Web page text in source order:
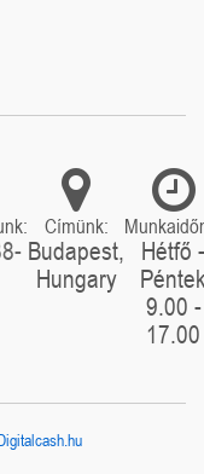
Címünk:
Budapest,
Hungary
Hétfő -
9.00 -
17.00